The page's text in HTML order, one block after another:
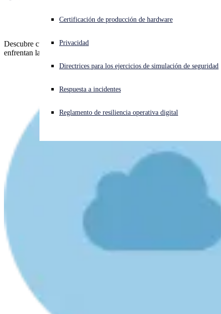
¿Está sufriendo un ciberataque? Obtenga ayuda ahora mismo
Open search
Open language switcher
Certificación de producción de hardware
Privacidad
Directrices para los ejercicios de simulación de seguridad
Respuesta a incidentes
Reglamento de resiliencia operativa digital
seguridad
Descubre cuatro retos acuciantes de ciberseguridad a los que se
enfrentan las organizaciones en 2024 y cómo superarlos